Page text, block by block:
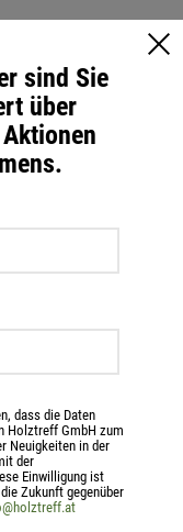
20, Vollgewinde, 150
Edelstahl rostfrei
sind Sie
über
dass die Daten
Holztreff GmbH zum
Neuigkeiten in der
der
Einwilligung ist
Zukunft gegenüber